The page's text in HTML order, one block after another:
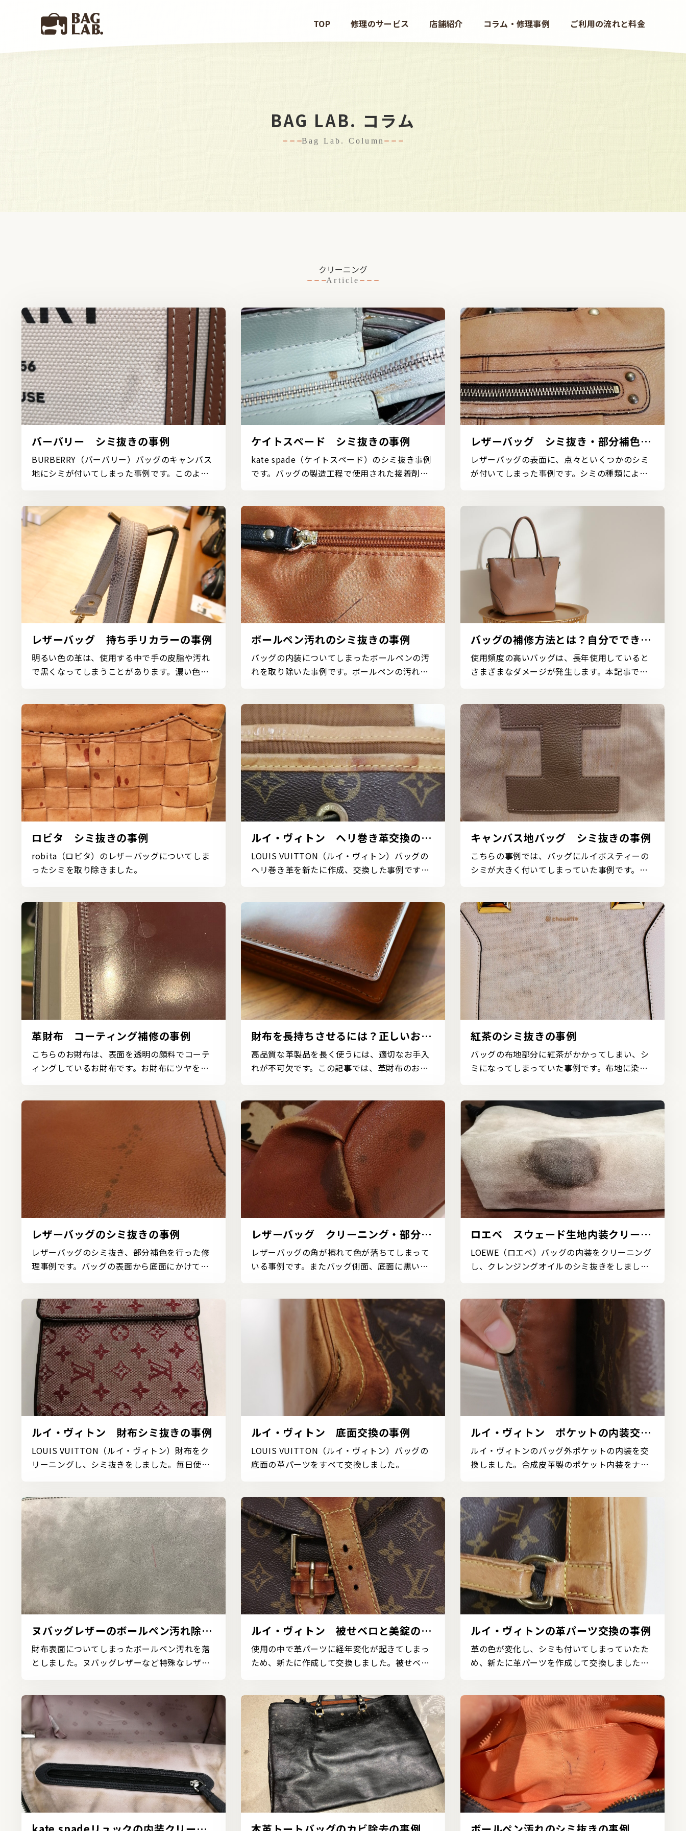
TOP 修理のサービス 店舗紹介 コラム・修理事例 ご利用の流れと料金
BAG LAB. コラム
Bag Lab. Column
クリーニング
Article
バーバリー シミ抜きの事例
BURBERRY（バーバリー）バッグのキャンバス
地にシミが付いてしまった事例です。このよう
ケイトスペード シミ抜きの事例
kate spade（ケイトスペード）のシミ抜き事例
です。バッグの製造工程で使用された接着剤が
レザーバッグ シミ抜き・部分補色の
事例
レザーバッグの表面に、点々といくつかのシミ
が付いてしまった事例です。シミの種類によっ
レザーバッグ 持ち手リカラーの事例
明るい色の革は、使用する中で手の皮脂や汚れ
で黒くなってしまうことがあります。濃い色を
ボールペン汚れのシミ抜きの事例
バッグの内装についてしまったボールペンの汚
れを取り除いた事例です。ボールペンの汚れを
バッグの補修方法とは？自分でできる
方法や依頼するメリットも紹介
使用頻度の高いバッグは、長年使用していると
さまざまなダメージが発生します。本記事で
ロビタ シミ抜きの事例
robita（ロビタ）のレザーバッグについてしま
ったシミを取り除きました。
ルイ・ヴィトン ヘリ巻き革交換の事
例
LOUIS VUITTON（ルイ・ヴィトン）バッグの
ヘリ巻き革を新たに作成、交換した事例です。
キャンバス地バッグ シミ抜きの事例
こちらの事例では、バッグにルイボスティーの
シミが大きく付いてしまっていた事例です。こ
革財布 コーティング補修の事例
こちらのお財布は、表面を透明の顔料でコーテ
ィングしているお財布です。お財布にツヤを与
財布を長持ちさせるには？正しいお手
入れ方法を紹介
高品質な革製品を長く使うには、適切なお手入
れが不可欠です。この記事では、革財布のお手
紅茶のシミ抜きの事例
バッグの布地部分に紅茶がかかってしまい、シ
ミになってしまっていた事例です。布地に染み
レザーバッグのシミ抜きの事例
レザーバッグのシミ抜き、部分補色を行った修
理事例です。バッグの表面から底面にかけて、
レザーバッグ クリーニング・部分補
色の事例
レザーバッグの角が擦れて色が落ちてしまって
いる事例です。またバッグ側面、底面に黒いシ
ロエベ スウェード生地内装クリーニ
ングの事例
LOEWE（ロエベ）バッグの内装をクリーニング
し、クレンジングオイルのシミ抜きをしまし
ルイ・ヴィトン 財布シミ抜きの事例
LOUIS VUITTON（ルイ・ヴィトン）財布をク
リーニングし、シミ抜きをしました。毎日使用
ルイ・ヴィトン 底面交換の事例
LOUIS VUITTON（ルイ・ヴィトン）バッグの
底面の革パーツをすべて交換しました。
ルイ・ヴィトン ポケットの内装交換
の事例
ルイ・ヴィトンのバッグ外ポケットの内装を交
換しました。合成皮革製のポケット内装をナイ
ヌバッグレザーのボールペン汚れ除去
の事例
財布表面についてしまったボールペン汚れを落
としました。ヌバッグレザーなど特殊なレザー
ルイ・ヴィトン 被せベロと美錠の受
け革交換の事例
使用の中で革パーツに経年変化が起きてしまっ
ため、新たに作成して交換しました。被せベロ
ルイ・ヴィトンの革パーツ交換の事例
革の色が変化し、シミも付いてしまっていたた
め、新たに革パーツを作成して交換しました。